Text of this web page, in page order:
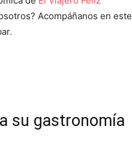
Acompáñanos en este
su gastronomía